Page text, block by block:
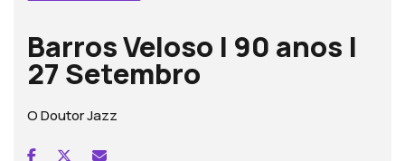
Barros Veloso | 90 anos |
27 Setembro
O Doutor Jazz